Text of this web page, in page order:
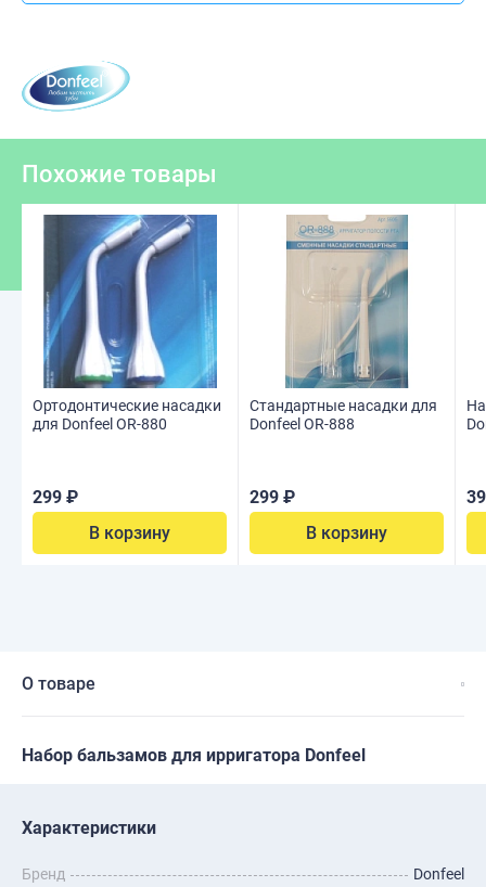
Похожие товары
Ортодонтические насадки
для Donfeel OR-880
299 ₽
В корзину
Стандартные насадки для
Donfeel OR-888
299 ₽
В корзину
О товаре
Набор бальзамов для ирригатора Donfeel
Характеристики
Бренд
Donfeel